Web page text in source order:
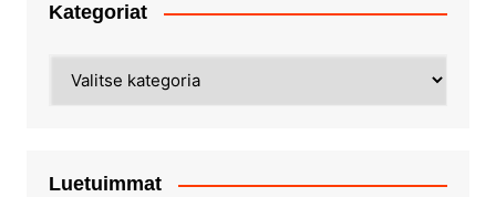
Kategoriat
Luetuimmat